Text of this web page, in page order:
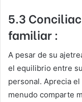
5.3
familiar :
A pesar de su
el equilibrio entre
personal. Aprecia
menudo comparte